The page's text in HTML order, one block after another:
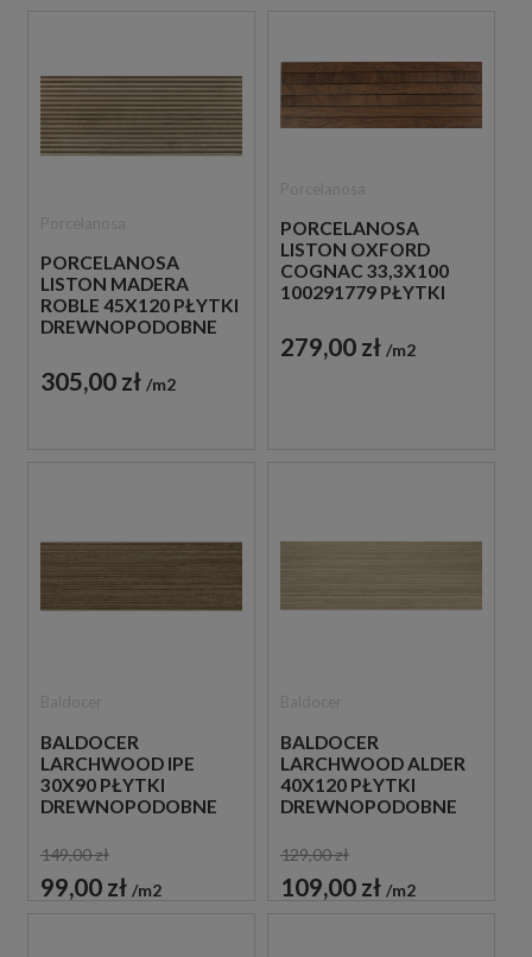
PORCELANOSA
LISTON MADERA
ROBLE 45X120 PŁYTKI
DREWNOPODOBNE
LAMELE
305,00 zł m2
PORCELANOSA
LISTON OXFORD
COGNAC 33,3X100
100291779 PŁYTKI
ŚCIENNE IMITUJĄCE
LAMELE
279,00 zł m2
BALDOCER
LARCHWOOD IPE
30X90 PŁYTKI
DREWNOPODOBNE
149,00 zł
99,00 zł m2
BALDOCER
LARCHWOOD ALDER
40X120 PŁYTKI
DREWNOPODOBNE
129,00 zł
109,00 zł m2